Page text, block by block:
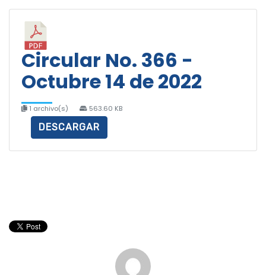
Circular No. 366 -
Octubre 14 de 2022
1 archivo(s) 563.60 KB
DESCARGAR